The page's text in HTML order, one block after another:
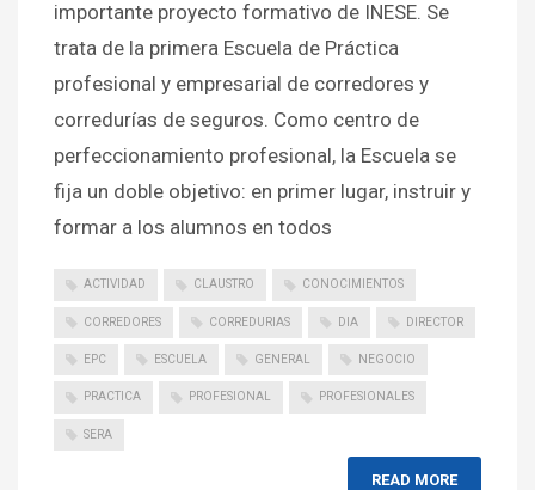
importante proyecto formativo de INESE. Se
trata de la primera Escuela de Práctica
profesional y empresarial de corredores y
corredurías de seguros. Como centro de
perfeccionamiento profesional, la Escuela se
fija un doble objetivo: en primer lugar, instruir y
formar a los alumnos en todos
ACTIVIDAD CLAUSTRO CONOCIMIENTOS
CORREDORES CORREDURIAS DIA DIRECTOR
EPC ESCUELA GENERAL NEGOCIO
PRACTICA PROFESIONAL PROFESIONALES
SERA
READ MORE